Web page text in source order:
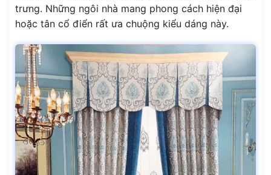
trưng. Những ngôi nhà mang phong cách hiện đại
hoặc tân cổ điển rất ưa chuộng kiểu dáng này.